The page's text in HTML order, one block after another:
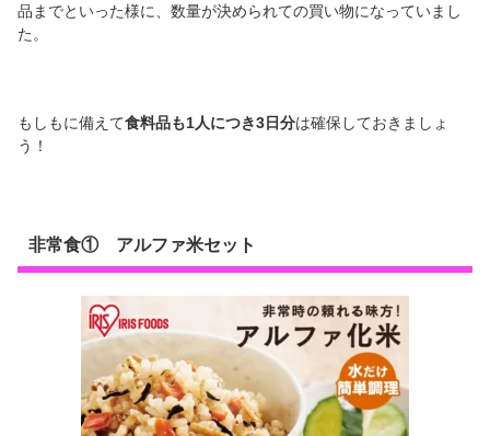
品までといった様に、数量が決められての買い物になっていまし
た。
もしもに備えて食料品も1人につき3日分は確保しておきましょ
う！
非常食① アルファ米セット